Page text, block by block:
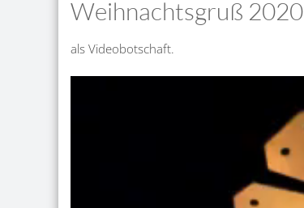
Weihnachtsgruß 2020
als Videobotschaft.